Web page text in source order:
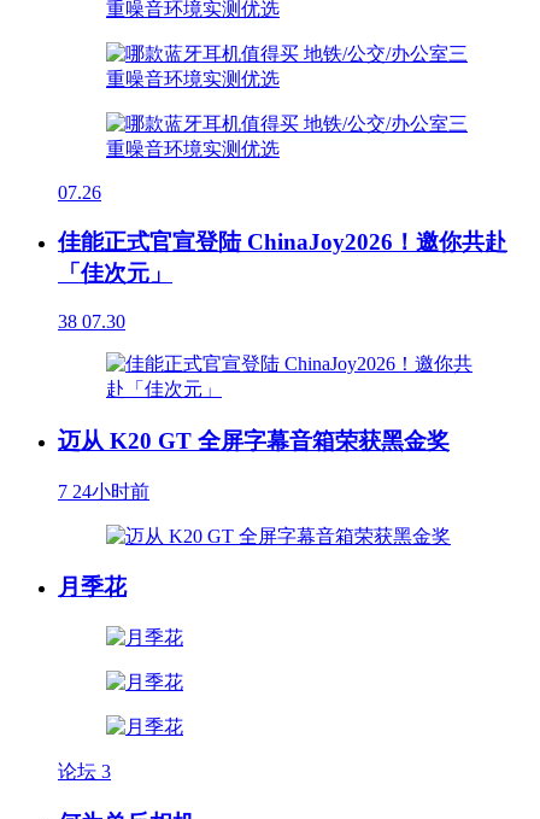
07.26
佳能正式官宣登陆 ChinaJoy2026！邀你共赴
「佳次元」
38 07.30
迈从 K20 GT 全屏字幕音箱荣获黑金奖
7 24小时前
月季花
论坛 3